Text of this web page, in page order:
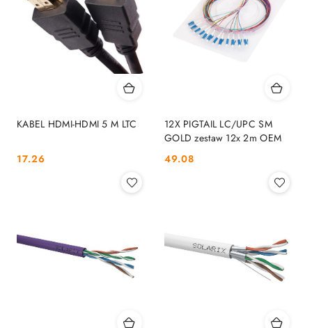
KABEL HDMI-HDMI 5 M LTC
Cena:
17.26
12X PIGTAIL LC/UPC SM
GOLD zestaw 12x 2m OEM
Cena:
49.08